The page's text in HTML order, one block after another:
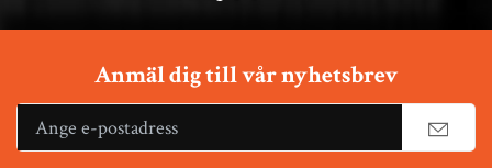
Anmäl dig till vår nyhetsbrev